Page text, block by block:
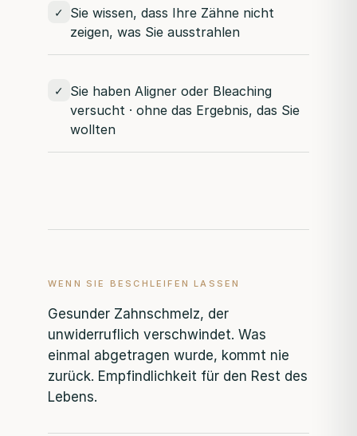
✓
Sie wissen, dass Ihre Zähne nicht
zeigen, was Sie ausstrahlen
✓
Sie haben Aligner oder Bleaching
versucht · ohne das Ergebnis, das Sie
wollten
WENN SIE BESCHLEIFEN LASSEN
Gesunder Zahnschmelz, der
unwiderruflich verschwindet. Was
einmal abgetragen wurde, kommt nie
zurück. Empfindlichkeit für den Rest des
Lebens.